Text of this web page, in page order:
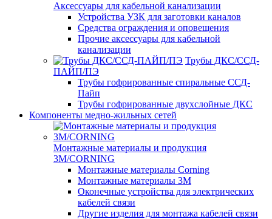
Аксессуары для кабельной канализации
Устройства УЗК для заготовки каналов
Средства ограждения и оповещения
Прочие аксессуары для кабельной
канализации
Трубы ДКС/ССД-
ПАЙП/ПЭ
Трубы гофрированные спиральные ССД-
Пайп
Трубы гофрированные двухслойные ДКС
Компоненты медно-жильных сетей
Монтажные материалы и продукция
3M/CORNING
Монтажные материалы Corning
Монтажные материалы 3M
Оконечные устройства для электрических
кабелей связи
Другие изделия для монтажа кабелей связи